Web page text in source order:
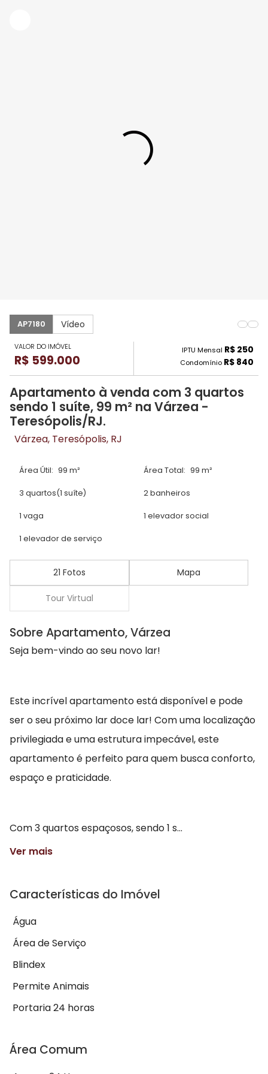
AP7180 Vídeo
VALOR DO IMÓVEL
R$ 599.000
IPTU Mensal R$ 250
Condomínio R$ 840
Apartamento à venda com 3 quartos
sendo 1 suíte, 99 m² na Várzea -
Teresópolis/RJ.
Várzea, Teresópolis, RJ
Área Útil: 99 m² Área Total: 99 m²
3 quartos(1 suíte) 2 banheiros
1 vaga 1 elevador social
1 elevador de serviço
21 Fotos Mapa
Tour Virtual
Sobre Apartamento, Várzea
Seja bem-vindo ao seu novo lar!
Este incrível apartamento está disponível e pode
ser o seu próximo lar doce lar! Com uma localização
privilegiada e uma estrutura impecável, este
apartamento é perfeito para quem busca conforto,
espaço e praticidade.
Com 3 quartos espaçosos, sendo 1 s...
Ver mais
Características do Imóvel
Água
Área de Serviço
Blindex
Permite Animais
Portaria 24 horas
Área Comum